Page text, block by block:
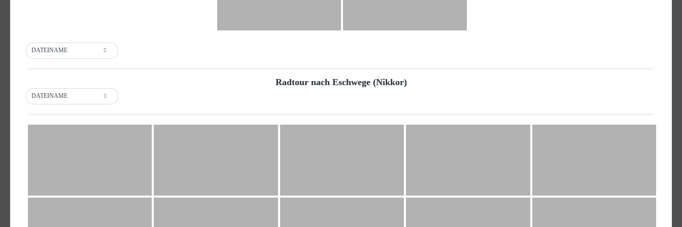
DATEINAME
Radtour nach Eschwege (Nikkor)
DATEINAME